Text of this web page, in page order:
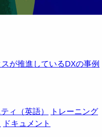
が推進しているDXの事例
ィ（英語）
トレーニング
ドキュメント